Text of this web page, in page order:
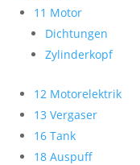
11 Motor
Dichtungen
Zylinderkopf
12 Motorelektrik
13 Vergaser
16 Tank
18 Auspuff